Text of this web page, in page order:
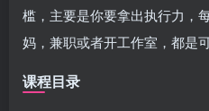
槛，主要是你要拿出执行力，
妈，兼职或者开工作室，都是
课程目录